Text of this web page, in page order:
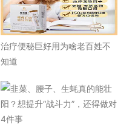
治疗便秘巨好用为啥老百姓不
知道